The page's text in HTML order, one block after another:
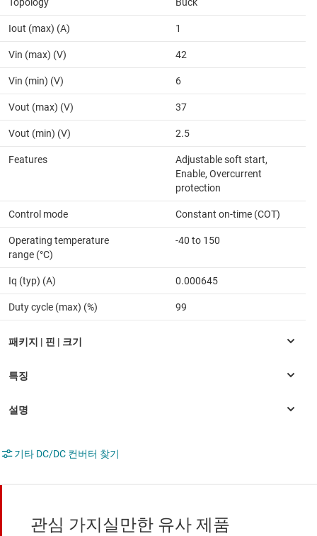
Iout (max) (A) 1
Vin (max) (V) 42
Vin (min) (V) 6
Vout (max) (V) 37
Vout (min) (V) 2.5
Features
Adjustable soft start,
Enable, Overcurrent
protection
Control mode Constant on-time (COT)
Operating temperature
range (°C)
-40 to 150
Iq (typ) (A) 0.000645
Duty cycle (max) (%) 99
기타 DC/DC 컨버터 찾기
관심 가지실만한 유사 제품